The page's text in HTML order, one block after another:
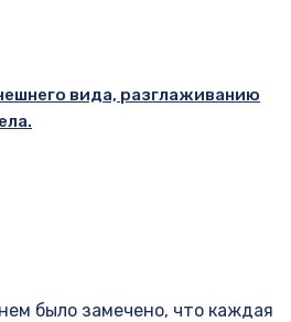
вида, разглаживанию
было замечено, что каждая